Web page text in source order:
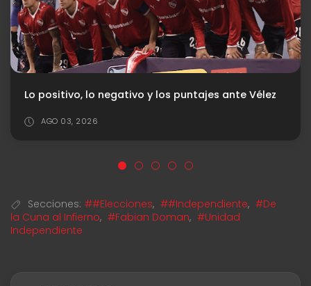
Árbitro confirmado ante la Lepra
JUL 25, 2026
Secciones: ##Elecciones, ##Independiente, #De
la Cuna al Infierno, #Fabian Doman, #Unidad
Independiente